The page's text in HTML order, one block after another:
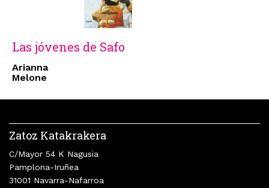
Las jóvenes de Safo
Arianna
Melone
Zatoz Katakrakera
C/Mayor 54 K Nagusia
Pamplona-Iruñea
31001 Navarra-Nafarroa